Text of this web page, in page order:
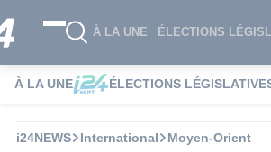
À LA UNE ÉLECTIONS
À LA UNE ÉLECTIONS
i24NEWS International Moyen-Orient